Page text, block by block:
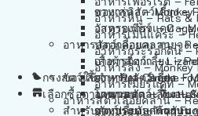
อาหารหนู – Rats &
อาหารเม่นแคระ –
อาหารกระรอกดิน –
อาหารลิง – Monkey
อาหารเมียร์แคท –
อาหารสัตว์เลี้อยคลาน –
อาหารลิง – Monkey
อาหารเมียร์แคท –
อาหารสัตว์เลี้อยคลาน –
อาหารกิ้งก่า –
อาหารงู – Snake
อาหารเต่า – Turtle
อาหารกบ – Frog
ของเล่นสัตว์เลี้ยง –
วัสดุรองกรง –
ปลอกคอและสายจูง
เสื้อผ้าสัตว์เลี้ยง –
ของใช้สำหรับสัตว์เลี้ยง –
โดมนอนและที่นอนสั
ของประดับสำหรับน
กรงสัตว์เลี้ยง – Pet Cages
เลือกซื้อตามหมวดสัตว์เลี้ยง –
สำหรับสัตว์เลี้ยงลูกด้วยนม